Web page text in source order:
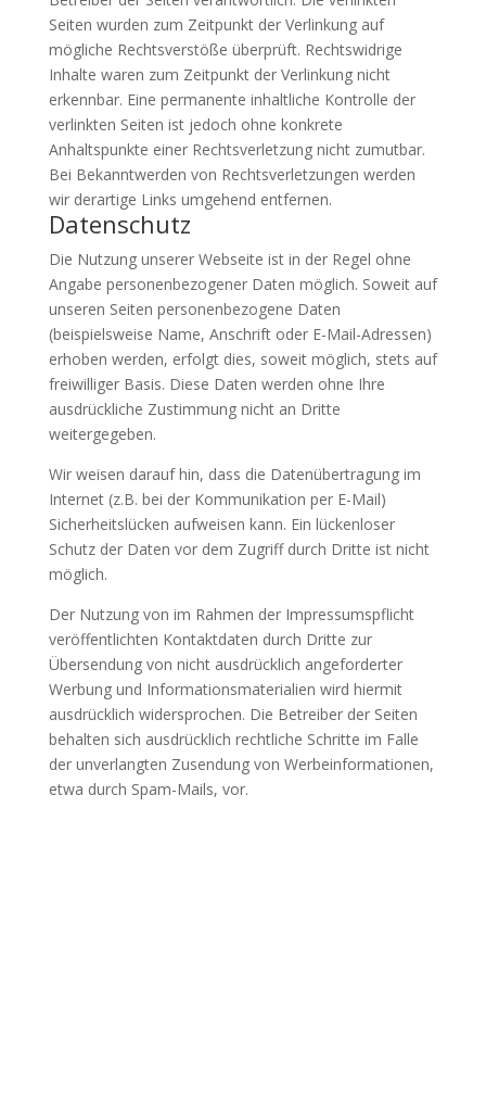
Seiten wurden zum Zeitpunkt der Verlinkung auf
mögliche Rechtsverstöße überprüft. Rechtswidrige
Inhalte waren zum Zeitpunkt der Verlinkung nicht
erkennbar. Eine permanente inhaltliche Kontrolle der
verlinkten Seiten ist jedoch ohne konkrete
Anhaltspunkte einer Rechtsverletzung nicht zumutbar.
Bei Bekanntwerden von Rechtsverletzungen werden
wir derartige Links umgehend entfernen.
Datenschutz
Die Nutzung unserer Webseite ist in der Regel ohne
Angabe personenbezogener Daten möglich. Soweit auf
unseren Seiten personenbezogene Daten
(beispielsweise Name, Anschrift oder E-Mail-Adressen)
erhoben werden, erfolgt dies, soweit möglich, stets auf
freiwilliger Basis. Diese Daten werden ohne Ihre
ausdrückliche Zustimmung nicht an Dritte
weitergegeben.
Wir weisen darauf hin, dass die Datenübertragung im
Internet (z.B. bei der Kommunikation per E-Mail)
Sicherheitslücken aufweisen kann. Ein lückenloser
Schutz der Daten vor dem Zugriff durch Dritte ist nicht
möglich.
Der Nutzung von im Rahmen der Impressumspflicht
veröffentlichten Kontaktdaten durch Dritte zur
Übersendung von nicht ausdrücklich angeforderter
Werbung und Informationsmaterialien wird hiermit
ausdrücklich widersprochen. Die Betreiber der Seiten
behalten sich ausdrücklich rechtliche Schritte im Falle
der unverlangten Zusendung von Werbeinformationen,
etwa durch Spam-Mails, vor.